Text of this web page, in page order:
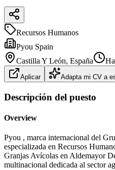
Recursos Humanos
Pyou Spain
Castilla Y León, España
Aplicar Adapta mi CV a
Descripción del puesto
Overview
Pyou , marca internacional del
especializada en Recursos
Granjas Avícolas en Aldemayor
multinacional dedicada al sector